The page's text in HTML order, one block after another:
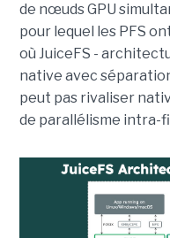
de nœuds GPU
pour lequel les PFS
où JuiceFS -
native avec
peut pas rivaliser
de parallélisme intra-